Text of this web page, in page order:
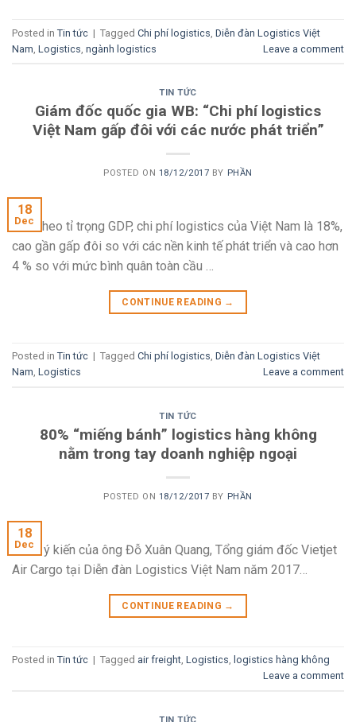
Posted in Tin tức | Tagged Chi phí logistics Diễn đàn Logistics Việt
Nam Logistics ngành logistics Leave a comment
TIN TỨC
Giám đốc quốc gia WB: “Chi phí logistics
Việt Nam gấp đôi với các nước phát triển”
POSTED ON 18/12/2017 BY PHẦN
18
Dec
Tính theo tỉ trọng GDP, chi phí logistics của Việt Nam là 18%,
cao gần gấp đôi so với các nền kinh tế phát triển và cao hơn
4 % so với mức bình quân toàn cầu …
CONTINUE READING →
Posted in Tin tức | Tagged Chi phí logistics, Diễn đàn Logistics Việt
Nam, Logistics Leave a comment
TIN TỨC
80% “miếng bánh” logistics hàng không
nằm trong tay doanh nghiệp ngoại
POSTED ON 18/12/2017 BY PHẦN
18
Dec
Đó là ý kiến của ông Đỗ Xuân Quang, Tổng giám đốc Vietjet
Air Cargo tại Diễn đàn Logistics Việt Nam năm 2017…
CONTINUE READING →
Posted in Tin tức | Tagged air freight Logistics
logistics hàng không
Leave a comment
TIN TỨC